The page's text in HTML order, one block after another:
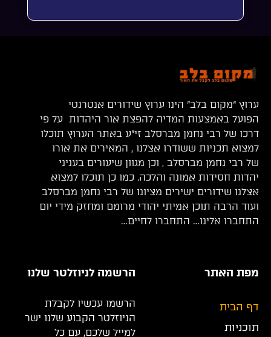
ערוץ “מקום בלב” הינו ערוץ שידורים אנטרנטי
הפועל באמצעות המדיה להפצת אור היהדות על פי
דרכו של רבי נחמן מברסלב זי”ע באתר הערוץ תוכלו
למצוא תכניות ששודרו אצלנו , המאירים את אורו
של רבי נחמן מברסלב , וכן מגוון שיעורים בעניני
יהדות חסידות אמונה והלכה. כמו כן תוכלו למצוא
אצלנו שידורים ישירים מציונו של רבי נחמן מברסלב
ועוד הרבה תוכן אמיתי יהודי מרומם ומחזק מידי יום
התחברו אלינו… התחברו לחיים…
מפת האתר
דף הבית
תוכניות
הרשמה לניוזלטר שלנו
הרשמו עכשיו לקבלת
הניוזלטר הקבוע שלנו ישר
למייל שלכם, עם כל